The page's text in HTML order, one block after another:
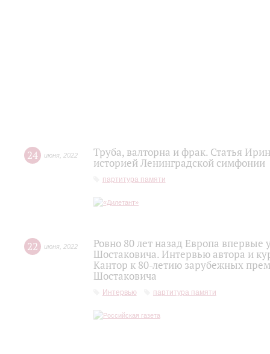
24 июня 2022
Труба, валторна и фрак. Статья
историей Ленинградской симфонии
партитура памяти
22 июня 2022
Ровно 80 лет назад Европа
Шостаковича. Интервью автора и
Кантор к 80-летию зарубежных
Шостаковича
Интервью партитура памяти